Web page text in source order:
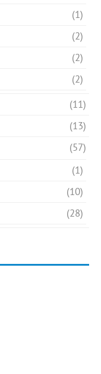
(1)
(2)
(2)
(2)
(11)
(13)
(57)
(1)
(10)
(28)